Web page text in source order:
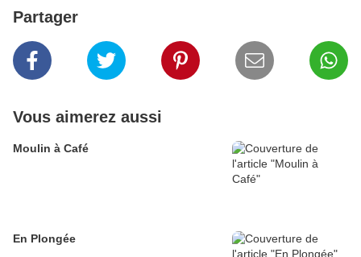
Partager
Vous aimerez aussi
Moulin à Café
En Plongée